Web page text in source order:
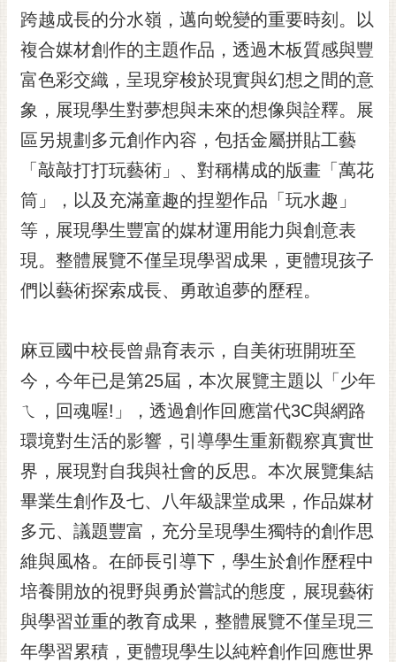
開
放
宣
告
市
交
位
置
跨越成長的分水嶺，邁向蛻變的重要時刻。以
複合媒材創作的主題作品，透過木板質感與豐
富色彩交織，呈現穿梭於現實與幻想之間的意
象，展現學生對夢想與未來的想像與詮釋。展
區另規劃多元創作內容，包括金屬拼貼工藝
「敲敲打打玩藝術」、對稱構成的版畫「萬花
筒」，以及充滿童趣的捏塑作品「玩水趣」
等，展現學生豐富的媒材運用能力與創意表
現。整體展覽不僅呈現學習成果，更體現孩子
們以藝術探索成長、勇敢追夢的歷程。
麻豆國中校長曾鼎育表示，自美術班開班至
今，今年已是第25屆，本次展覽主題以「少年
ㄟ，回魂喔!」，透過創作回應當代3C與網路
環境對生活的影響，引導學生重新觀察真實世
界，展現對自我與社會的反思。本次展覽集結
畢業生創作及七、八年級課堂成果，作品媒材
多元、議題豐富，充分呈現學生獨特的創作思
維與風格。在師長引導下，學生於創作歷程中
培養開放的視野與勇於嘗試的態度，展現藝術
與學習並重的教育成果，整體展覽不僅呈現三
年學習累積，更體現學生以純粹創作回應世界